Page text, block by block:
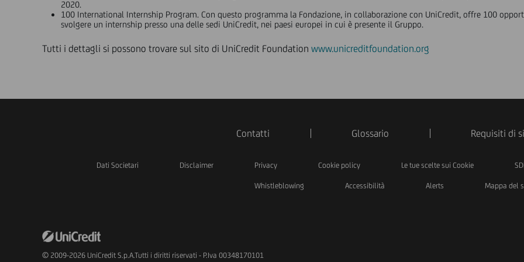
2020.
100 International Internship Program. Con questo programma la Fondazione, in collaborazione con UniCredit, offre 100
svolgere un internship presso una delle sedi UniCredit, nei paesi europei in cui è presente il Gruppo.
Tutti i dettagli si possono trovare sul sito di UniCredit Foundation www.unicreditfoundation.org
Contatti Glossario Requisiti di
Dati Societari Disclaimer Privacy Cookie policy Le tue scelte sui Cookie
Whistleblowing Accessibilità Alerts Mappa del
© 2009-2026 UniCredit S.p.A.Tutti i diritti riservati - P.Iva 00348170101